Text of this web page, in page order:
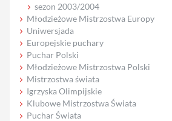
sezon 2003/2004
Młodzieżowe Mistrzostwa Europy
Uniwersjada
Europejskie puchary
Puchar Polski
Młodzieżowe Mistrzostwa Polski
Mistrzostwa świata
Igrzyska Olimpijskie
Klubowe Mistrzostwa Świata
Puchar Świata